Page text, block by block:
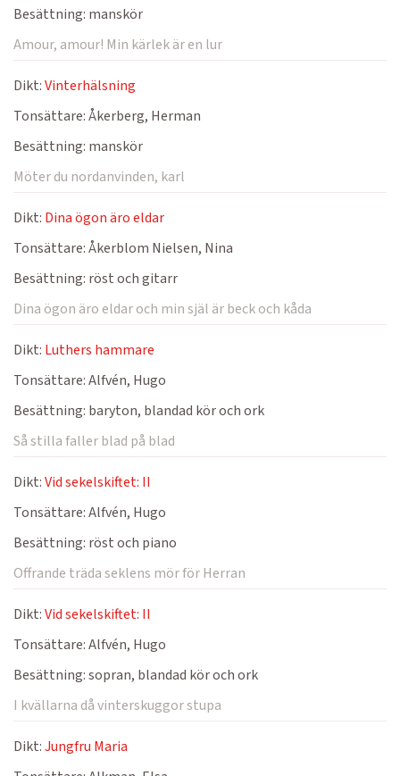
Besättning: manskör
Amour, amour! Min kärlek är en lur
Dikt:Vinterhälsning
Tonsättare:Åkerberg, Herman
Besättning: manskör
Möter du nordanvinden, karl
Dikt: Dina ögon äro eldar
Tonsättare:Åkerblom Nielsen, Nina
Besättning: röst och gitarr
Dina ögon äro eldar och min själ är beck och kåda
Dikt: Luthers hammare
Tonsättare:Alfvén, Hugo
Besättning: baryton, blandad kör och ork
Så stilla faller blad på blad
Dikt:Vid sekelskiftet: II
Tonsättare:Alfvén, Hugo
Besättning: röst och piano
Offrande träda seklens mör för Herran
Dikt:Vid sekelskiftet: II
Tonsättare:Alfvén, Hugo
Besättning:sopran, blandad kör och ork
I kvällarna då vinterskuggor stupa
Dikt:Jungfru Maria